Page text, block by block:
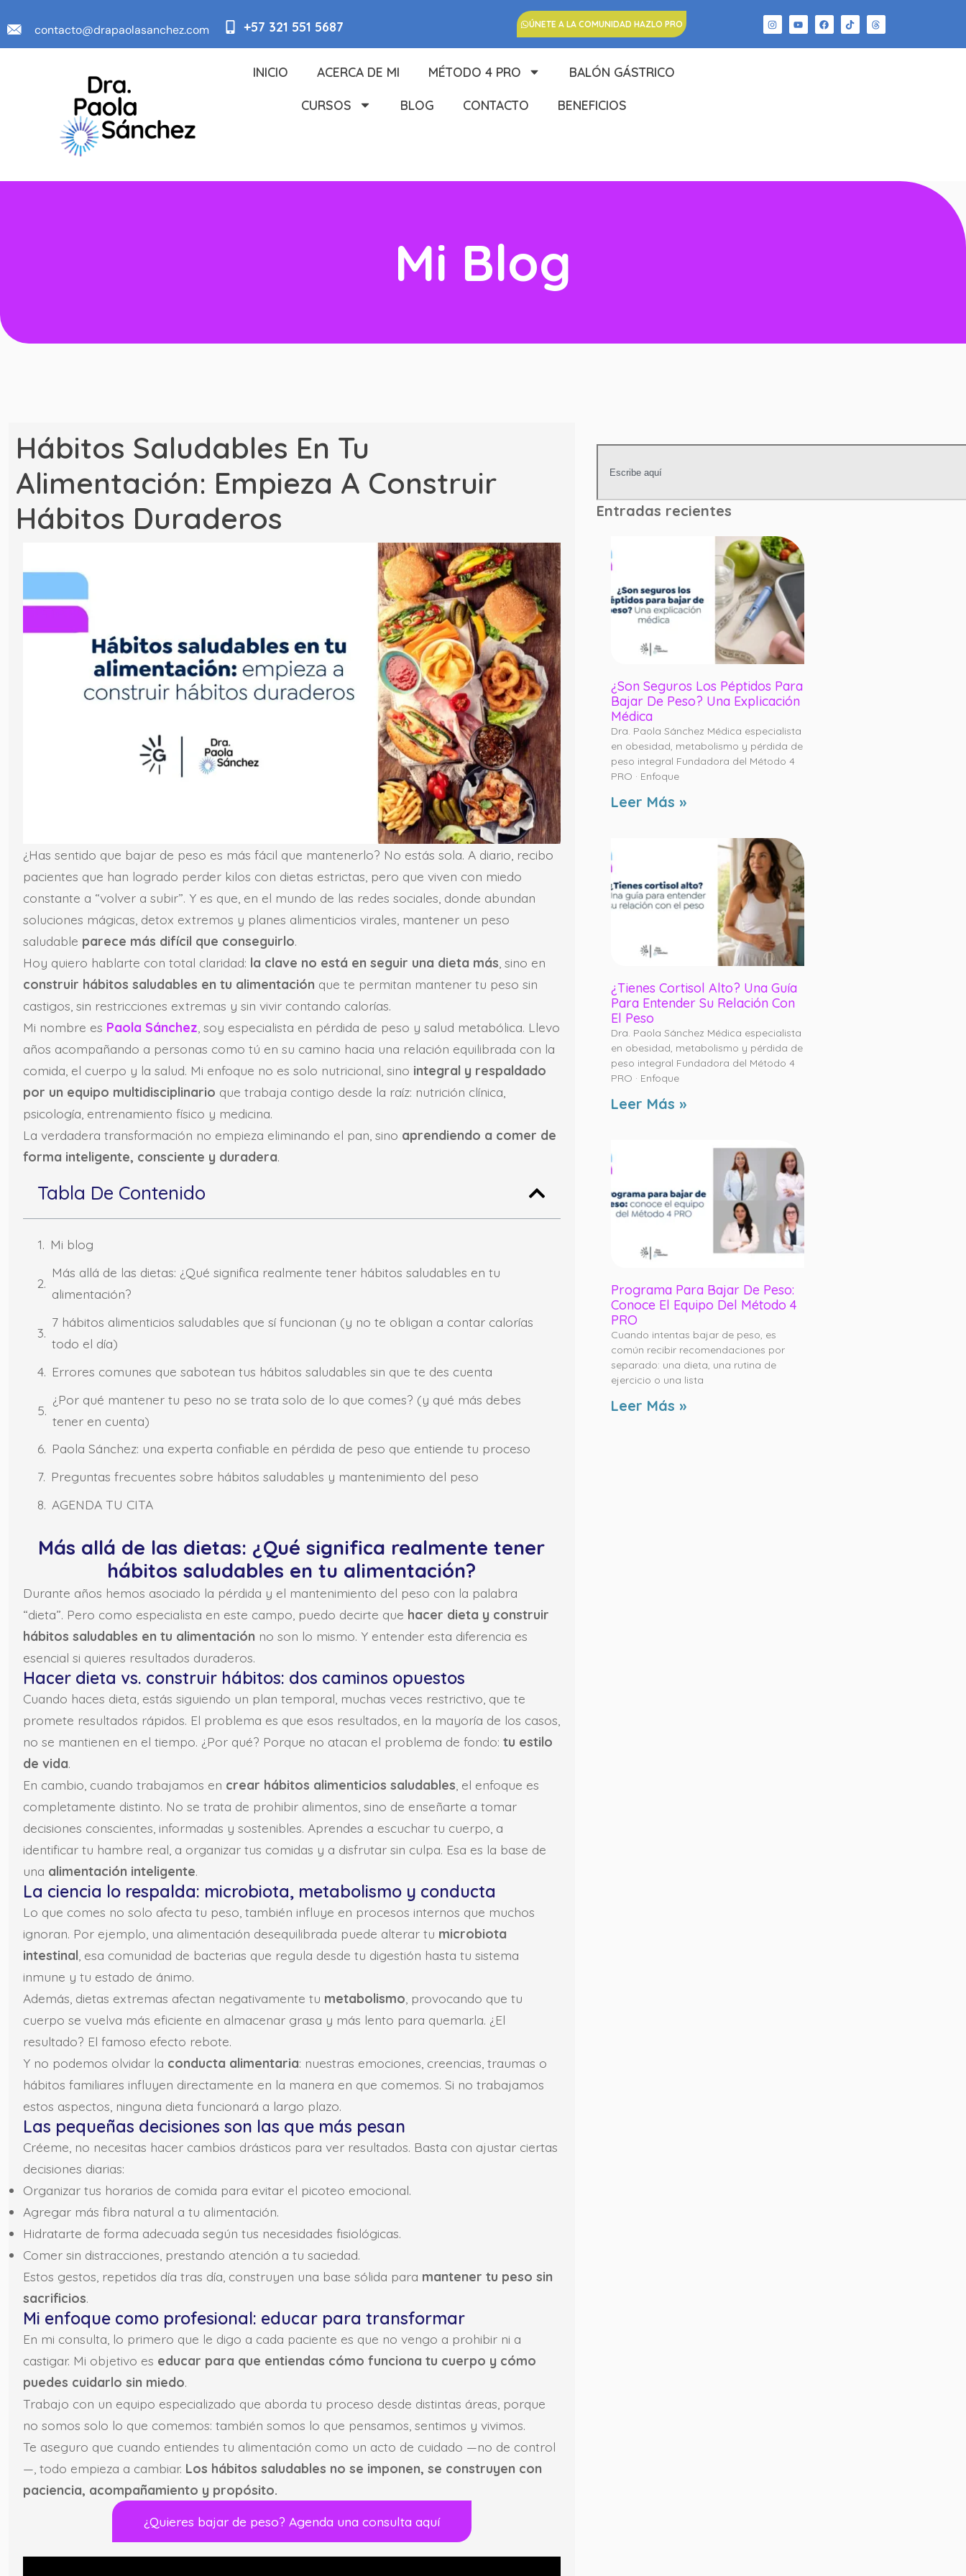
contacto@drapaolasanchez.com +57 321 551 5687 ÚNETE A LA COMUNIDAD HAZLO PRO
INICIO ACERCA DE MI MÉTODO 4 PRO BALÓN GÁSTRICO
CURSOS BLOG CONTACTO BENEFICIOS
Mi Blog
Hábitos Saludables En Tu
Alimentación: Empieza A Construir
Hábitos Duraderos
¿Has sentido que bajar de peso es más fácil que mantenerlo? No estás sola. A diario, recibo
pacientes que han logrado perder kilos con dietas estrictas, pero que viven con miedo
constante a “volver a subir”. Y es que, en el mundo de las redes sociales, donde abundan
soluciones mágicas, detox extremos y planes alimenticios virales, mantener un peso
saludable parece más difícil que conseguirlo.
Hoy quiero hablarte con total claridad: la clave no está en seguir una dieta más , sino en
construir hábitos saludables en tu alimentación que te permitan mantener tu peso sin
castigos, sin restricciones extremas y sin vivir contando calorías.
Mi nombre es Paola Sánchez , soy especialista en pérdida de peso y salud metabólica. Llevo
años acompañando a personas como tú en su camino hacia una relación equilibrada con la
comida, el cuerpo y la salud. Mi enfoque no es solo nutricional, sino integral y respaldado
por un equipo multidisciplinario que trabaja contigo desde la raíz: nutrición clínica,
psicología, entrenamiento físico y medicina.
La verdadera transformación no empieza eliminando el pan, sino aprendiendo a comer de
forma inteligente, consciente y duradera.
Tabla De Contenido
Mi blog
Más allá de las dietas: ¿Qué significa realmente tener hábitos saludables en tu
alimentación?
7 hábitos alimenticios saludables que sí funcionan (y no te obligan a contar calorías
todo el día)
Errores comunes que sabotean tus hábitos saludables sin que te des cuenta
¿Por qué mantener tu peso no se trata solo de lo que comes? (y qué más debes
tener en cuenta)
Paola Sánchez: una experta confiable en pérdida de peso que entiende tu proceso
Preguntas frecuentes sobre hábitos saludables y mantenimiento del peso
AGENDA TU CITA
Más allá de las dietas: ¿Qué significa realmente tener
hábitos saludables en tu alimentación?
Durante años hemos asociado la pérdida y el mantenimiento del peso con la palabra
“dieta”. Pero como especialista en este campo, puedo decirte que hacer dieta y construir
hábitos saludables en tu alimentación no son lo mismo. Y entender esta diferencia es
esencial si quieres resultados duraderos.
Hacer dieta vs. construir hábitos: dos caminos opuestos
Cuando haces dieta, estás siguiendo un plan temporal, muchas veces restrictivo, que te
promete resultados rápidos. El problema es que esos resultados, en la mayoría de los casos,
no se mantienen en el tiempo. ¿Por qué? Porque no atacan el problema de fondo: tu estilo
de vida.
En cambio, cuando trabajamos en crear hábitos alimenticios saludables , el enfoque es
completamente distinto. No se trata de prohibir alimentos, sino de enseñarte a tomar
decisiones conscientes, informadas y sostenibles. Aprendes a escuchar tu cuerpo, a
identificar tu hambre real, a organizar tus comidas y a disfrutar sin culpa. Esa es la base de
una alimentación inteligente.
La ciencia lo respalda: microbiota, metabolismo y conducta
Lo que comes no solo afecta tu peso, también influye en procesos internos que muchos
ignoran. Por ejemplo, una alimentación desequilibrada puede alterar tu microbiota
intestinal , esa comunidad de bacterias que regula desde tu digestión hasta tu sistema
inmune y tu estado de ánimo.
Además, dietas extremas afectan negativamente tu metabolismo , provocando que tu
cuerpo se vuelva más eficiente en almacenar grasa y más lento para quemarla. ¿El
resultado? El famoso efecto rebote.
Y no podemos olvidar la conducta alimentaria: nuestras emociones, creencias, traumas o
hábitos familiares influyen directamente en la manera en que comemos. Si no trabajamos
estos aspectos, ninguna dieta funcionará a largo plazo.
Las pequeñas decisiones son las que más pesan
Créeme, no necesitas hacer cambios drásticos para ver resultados. Basta con ajustar ciertas
decisiones diarias:
Organizar tus horarios de comida para evitar el picoteo emocional.
Agregar más fibra natural a tu alimentación.
Hidratarte de forma adecuada según tus necesidades fisiológicas.
Comer sin distracciones, prestando atención a tu saciedad.
Estos gestos, repetidos día tras día, construyen una base sólida para mantener tu peso sin
sacrificios.
Mi enfoque como profesional: educar para transformar
En mi consulta, lo primero que le digo a cada paciente es que no vengo a prohibir ni a
castigar. Mi objetivo es educar para que entiendas cómo funciona tu cuerpo y cómo
puedes cuidarlo sin miedo.
Trabajo con un equipo especializado que aborda tu proceso desde distintas áreas, porque
no somos solo lo que comemos: también somos lo que pensamos, sentimos y vivimos.
Te aseguro que cuando entiendes tu alimentación como un acto de cuidado —no de control
—, todo empieza a cambiar. Los hábitos saludables no se imponen, se construyen con
paciencia, acompañamiento y propósito.
¿Quieres bajar de peso? Agenda una consulta aquí
Entradas recientes
¿Son Seguros Los Péptidos Para
Bajar De Peso? Una Explicación
Médica
Dra. Paola Sánchez Médica especialista
en obesidad, metabolismo y pérdida de
peso integral Fundadora del Método 4
PRO · Enfoque
Leer Más »
¿Tienes Cortisol Alto? Una Guía
Para Entender Su Relación Con
El Peso
Dra. Paola Sánchez Médica especialista
en obesidad, metabolismo y pérdida de
peso integral Fundadora del Método 4
PRO · Enfoque
Leer Más »
Programa Para Bajar De Peso:
Conoce El Equipo Del Método 4
PRO
Cuando intentas bajar de peso, es
común recibir recomendaciones por
separado: una dieta, una rutina de
ejercicio o una lista
Leer Más »